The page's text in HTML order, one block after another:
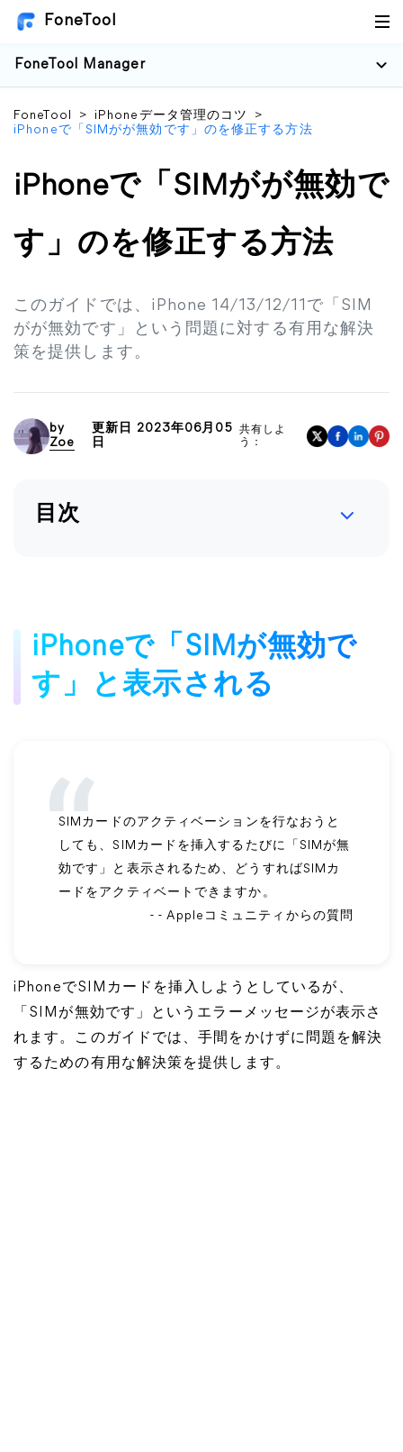
FoneTool
FoneTool Manager
FoneTool > iPhoneデータ管理のコツ
>
iPhoneで「SIMがが無効です」のを修正する方法
iPhoneで「SIMがが無効で
す」のを修正する方法
このガイドでは、iPhone 14/13/12/11で「SIM
がが無効です」という問題に対する有用な解決
策を提供します。
by
Zoe
更新日 2023年06月05
日
共有しよ
う：
目次
iPhoneで「SIMが無効で
す」と表示される
SIMカードのアクティベーションを行なおうと
しても、SIMカードを挿入するたびに「SIMが無
効です」と表示されるため、どうすればSIMカ
ードをアクティベートできますか。
- - Appleコミュニティからの質問
iPhoneでSIMカードを挿入しようとしているが、
「SIMが無効です」というエラーメッセージが表示さ
れます。このガイドでは、手間をかけずに問題を解決
するための有用な解決策を提供します。